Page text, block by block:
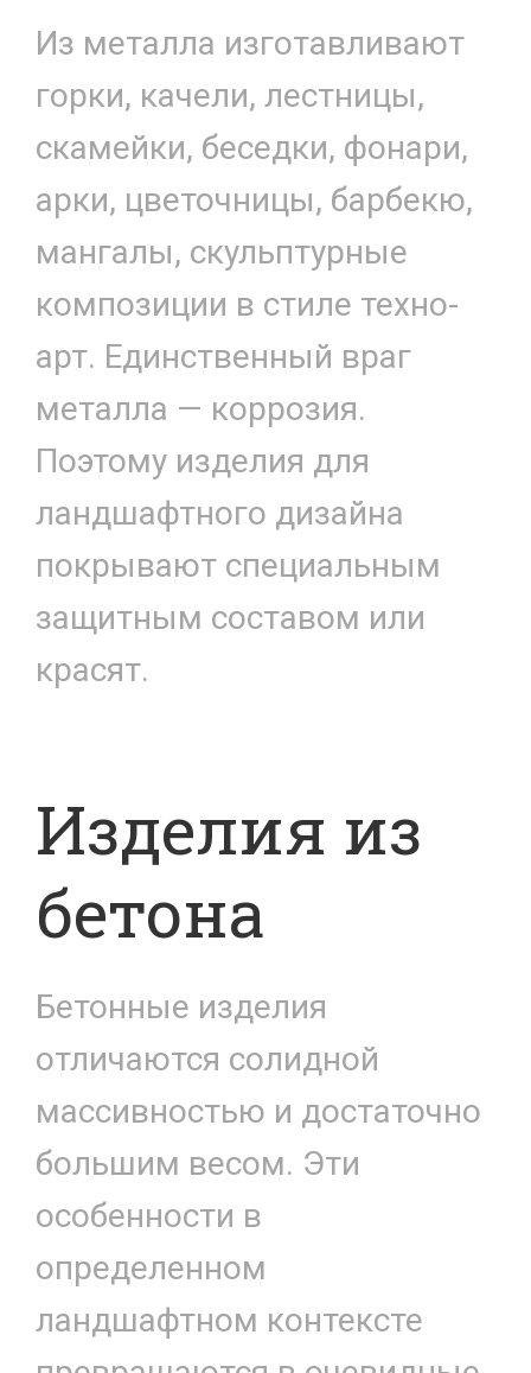
Из металла изготавливают
горки, качели, лестницы,
скамейки, беседки, фонари,
арки, цветочницы, барбекю,
мангалы, скульптурные
композиции в стиле техно-
арт. Единственный враг
металла — коррозия.
Поэтому изделия для
ландшафтного дизайна
покрывают специальным
защитным составом или
красят.
Изделия из
бетона
Бетонные изделия
отличаются солидной
массивностью и достаточно
большим весом. Эти
особенности в
определенном
ландшафтном контексте